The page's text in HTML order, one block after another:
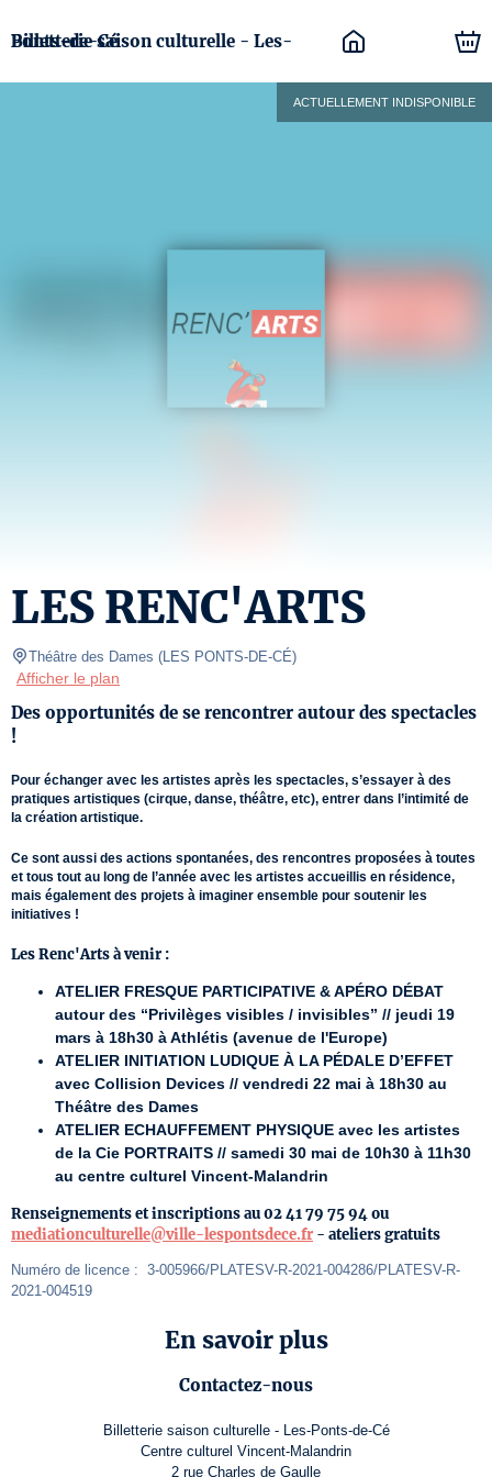
Billetterie saison culturelle - Les-Ponts-de-Cé
ACTUELLEMENT INDISPONIBLE
LES RENC'ARTS
Théâtre des Dames (LES PONTS-DE-CÉ)
Afficher le plan
Des opportunités de se rencontrer autour des spectacles
!
Pour échanger avec les artistes après les spectacles, s’essayer à des
pratiques artistiques (cirque, danse, théâtre, etc), entrer dans l’intimité de
la création artistique.
Ce sont aussi des actions spontanées, des rencontres proposées à toutes
et tous tout au long de l’année avec les artistes accueillis en résidence,
mais également des projets à imaginer ensemble pour soutenir les
initiatives !
Les Renc'Arts à venir :
ATELIER FRESQUE PARTICIPATIVE & APÉRO DÉBAT
autour des “Privilèges visibles / invisibles” // jeudi 19
mars à 18h30 à Athlétis (avenue de l'Europe)
ATELIER INITIATION LUDIQUE À LA PÉDALE D’EFFET
avec Collision Devices // vendredi 22 mai à 18h30 au
Théâtre des Dames
ATELIER ECHAUFFEMENT PHYSIQUE avec les artistes
de la Cie PORTRAITS // samedi 30 mai de 10h30 à 11h30
au centre culturel Vincent-Malandrin
Renseignements et inscriptions au 02 41 79 75 94 ou
mediationculturelle@ville-lespontsdece.fr - ateliers gratuits
Numéro de licence :  3-005966/PLATESV-R-2021-004286/PLATESV-R-
2021-004519
En savoir plus
Contactez-nous
Billetterie saison culturelle - Les-Ponts-de-Cé
Centre culturel Vincent-Malandrin
2 rue Charles de Gaulle